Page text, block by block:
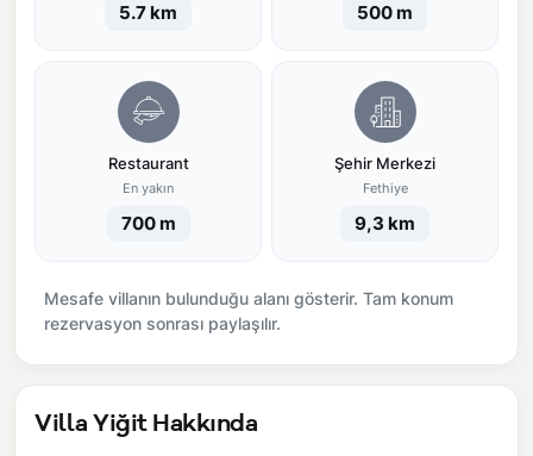
5.7 km 500 m
Restaurant
En yakın
700 m
Şehir Merkezi
Fethiye
9,3 km
Mesafe villanın bulunduğu alanı gösterir. Tam konum
rezervasyon sonrası paylaşılır.
Villa Yiğit Hakkında